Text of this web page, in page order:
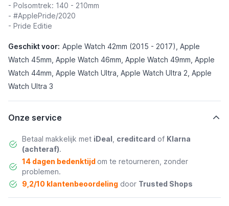
- Polsomtrek: 140 - 210mm
- #ApplePride/2020
- Pride Editie
Geschikt voor: Apple Watch 42mm (2015 - 2017), Apple
Watch 45mm, Apple Watch 46mm, Apple Watch 49mm, Apple
Watch 44mm, Apple Watch Ultra, Apple Watch Ultra 2, Apple
Watch Ultra 3
Onze service
Betaal makkelijk met iDeal creditcard of Klarna
(achteraf).
14 dagen bedenktijd om te retourneren, zonder
problemen.
9,2/10 klantenbeoordelingdoor Trusted Shops